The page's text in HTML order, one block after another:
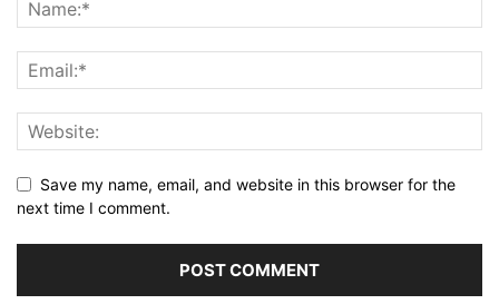
Save my name, email, and website in this browser for the
next time I comment.